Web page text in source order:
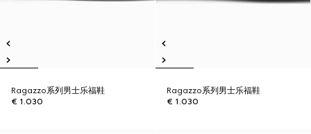
Ragazzo系列男士乐福鞋
€ 1.030
Ragazzo系列男士乐福鞋
€ 1.030